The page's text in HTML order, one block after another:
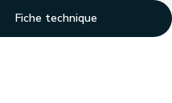
Fiche technique